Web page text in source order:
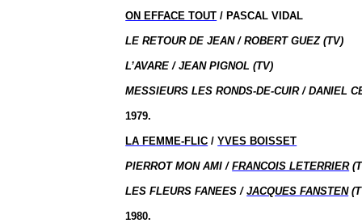
ON EFFACE TOUT / PASCAL VIDAL
LE RETOUR DE JEAN / ROBERT GUEZ (TV)
L’AVARE / JEAN PIGNOL (TV)
MESSIEURS LES RONDS-DE-CUIR / DANIEL
1979.
LA FEMME-FLIC /YVES BOISSET
PIERROT MON AMI /FRANCOIS LETERRIER
LES FLEURS FANEES /JACQUES FANSTEN
1980.